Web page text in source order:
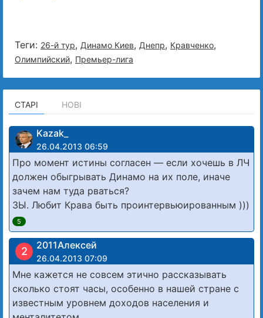
Теги: 26-й тур, Динамо Киев, Днепр, Кравченко,
Олимпийский, Премьер-лига
СТАРІ НОВІ
Kazak_
26.04.2013 06:59
Про момент истины согласен — если хочешь в ЛЧ
должен обыгрывать Динамо на их поле, иначе
зачем нам туда рваться?
ЗЫ. Любит Крава быть проинтервьюированным )))
5
2 2011Алексей
26.04.2013 07:09
Мне кажется не совсем этично рассказывать
сколько стоят часы, особенно в нашей стране с
известным уровнем доходов населения и